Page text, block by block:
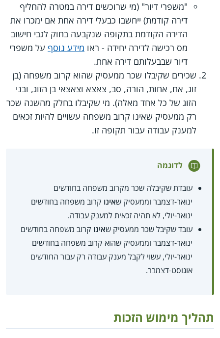
"משפרי דיור" (מי שרוכשים דירה במטרה להחליף
דירה קודמת) ייחשבו כבעלי דירה אחת אם ימכרו את
הדירה הקודמת בתקופה שנקבעה בחוק לגבי חישוב
מס רכישה לדירה יחידה - ראו מידע נוסף על משפרי
דיור שבבעלותם דירה אחת.
שכירים שקיבלו שכר ממעסיק שהוא קרוב משפחה (בן
זוג, אח, אחות, הורה, סב, צאצא וצאצאי בן הזוג, ובני
הזוג של כל אחד מאלה). מי שקיבלו בחלק מהשנה שכר
רק ממעסיק שאינו קרוב משפחה עשויים להיות זכאים
למענק עבודה עבור תקופה זו.
לדוגמה
עובדת שקיבלה שכר מקרוב משפחה בחודשים
ינואר-דצמבר וממעסיק שאינו קרוב משפחה בחודשים
ינואר-יולי, לא תהיה זכאית למענק עבודה.
עובד שקיבל שכר ממעסיק שאינו קרוב משפחה בחודשים
ינואר-דצמבר וממעסיק שהוא קרוב משפחה בחודשים
ינואר-יולי, עשוי לקבל מענק עבודה רק עבור החודשים
אוגוסט-דצמבר.
תהליך מימוש הזכות